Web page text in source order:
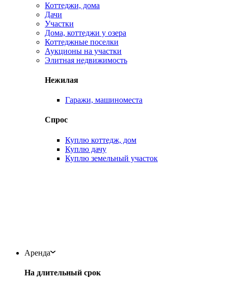
Коттеджи, дома
Дачи
Участки
Дома, коттеджи у озера
Коттеджные поселки
Аукционы на участки
Элитная недвижимость
Нежилая
Гаражи, машиноместа
Спрос
Куплю коттедж, дом
Куплю дачу
Куплю земельный участок
Аренда
На длительный срок